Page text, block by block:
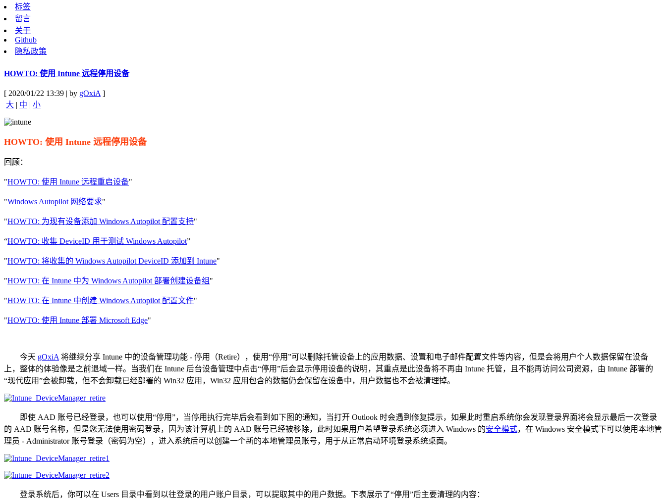
标签
留言
关于
Github
隐私政策
HOWTO: 使用 Intune 远程停用设备
[ 2020/01/22 13:39 | by gOxiA]
大 | 中 | 小
HOWTO: 使用 Intune 远程停用设备
回顾：
"HOWTO: 使用 Intune 远程重启设备"
"Windows Autopilot 网络要求"
"HOWTO: 为现有设备添加 Windows Autopilot 配置支持"
“HOWTO: 收集 DeviceID 用于测试 Windows Autopilot”
"HOWTO: 将收集的 Windows Autopilot DeviceID 添加到 Intune"
"HOWTO: 在 Intune 中为 Windows Autopilot 部署创建设备组 "
"HOWTO: 在 Intune 中创建 Windows Autopilot 配置文件"
"HOWTO: 使用 Intune 部署 Microsoft Edge"
今天 gOxiA将继续分享 Intune 中的设备管理功能 - 停用（Retire），使用“停用”可以删除托管设备上的应用数据、设置和电子邮件配置文件等内容，但是会将用户个人数据保留在设备
上，整体的体验像是之前退域一样。当我们在 Intune 后台设备管理中点击“停用”后会显示停用设备的说明，其重点是此设备将不再由 Intune 托管，且不能再访问公司资源，由 Intune 部署的
“现代应用”会被卸载，但不会卸载已经部署的 Win32 应用，Win32 应用包含的数据仍会保留在设备中，用户数据也不会被清理掉。
即使 AAD 账号已经登录，也可以使用“停用”，当停用执行完毕后会看到如下图的通知，当打开 Outlook 时会遇到修复提示，如果此时重启系统你会发现登录界面将会显示最后一次登录
的 AAD 账号名称，但是您无法使用密码登录，因为该计算机上的 AAD 账号已经被移除，此时如果用户希望登录系统必须进入 Windows 的安全模式，在 Windows 安全模式下可以使用本地管
理员 - Administrator 账号登录（密码为空），进入系统后可以创建一个新的本地管理员账号，用于从正常启动环境登录系统桌面。
登录系统后，你可以在 Users 目录中看到以往登录的用户账户目录，可以提取其中的用户数据。下表展示了“停用”后主要清理的内容：